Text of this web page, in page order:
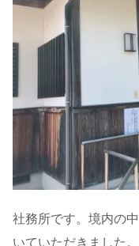
社務所です。境内の
いていただきました。